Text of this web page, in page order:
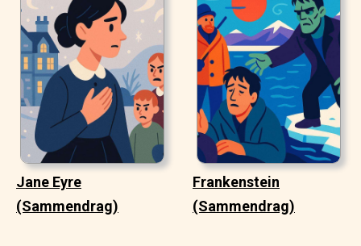
Jane Eyre
(Sammendrag)
Frankenstein
(Sammendrag)